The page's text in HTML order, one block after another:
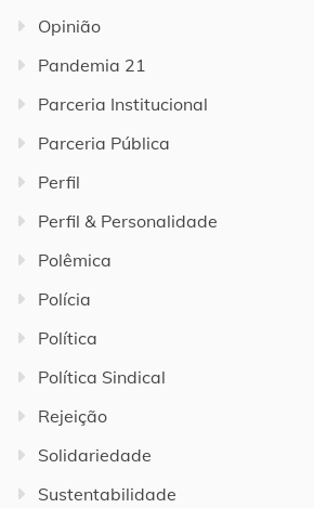
Opinião
Pandemia 21
Parceria Institucional
Parceria Pública
Perfil
Perfil & Personalidade
Polêmica
Polícia
Política
Política Sindical
Rejeição
Solidariedade
Sustentabilidade